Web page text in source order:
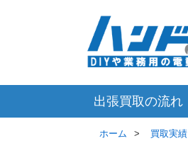
出張買取の流れ
ホーム 買取実績